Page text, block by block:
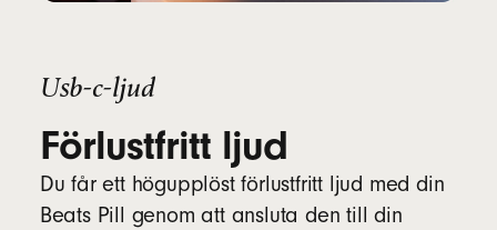
Usb-c-ljud
Förlustfritt ljud
Du får ett högupplöst förlustfritt ljud med din
Beats Pill genom att ansluta den till din